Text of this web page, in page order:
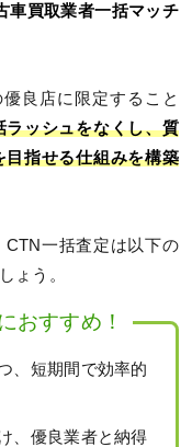
車買取業者一括マッチ
良店に限定すること
ッシュをなくし、質
指せる仕組みを構築
一括査定は以下の
ょう。
おすすめ！
、短期間で効率的
、優良業者と納得